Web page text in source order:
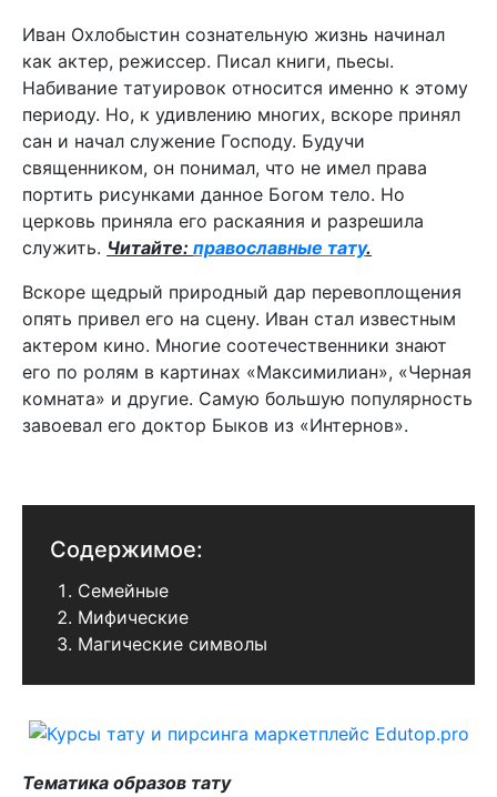
Иван Охлобыстин сознательную жизнь начинал
как актер, режиссер. Писал книги, пьесы.
Набивание татуировок относится именно к этому
периоду. Но, к удивлению многих, вскоре принял
сан и начал служение Господу. Будучи
священником, он понимал, что не имел права
портить рисунками данное Богом тело. Но
церковь приняла его раскаяния и разрешила
служить. Читайте: православные тату.
Вскоре щедрый природный дар перевоплощения
опять привел его на сцену. Иван стал известным
актером кино. Многие соотечественники знают
его по ролям в картинах «Максимилиан», «Черная
комната» и другие. Самую большую популярность
завоевал его доктор Быков из «Интернов».
Содержимое:
Семейные
Мифические
Магические символы
Тематика образов тату